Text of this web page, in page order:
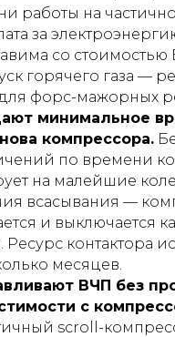
работы на
за
со стоимостью
горячего газа —
форс-мажорных
минимальное
компрессора.
по времени
на малейшие
всасывания —
и выключается
Ресурс контактора
месяцев.
ВЧП без
с
scroll-